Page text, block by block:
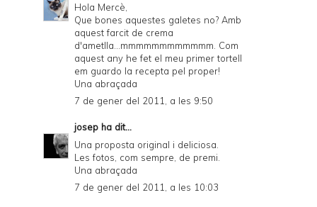
Hola Mercè,
Que bones aquestes galetes no? Amb
aquest farcit de crema
d'ametlla...mmmmmmmmmmmm. Com
aquest any he fet el meu primer tortell
em guardo la recepta pel proper!
Una abraçada
7 de gener del 2011, a les 9:50
josep ha dit...
Una proposta original i deliciosa.
Les fotos, com sempre, de premi.
Una abraçada
7 de gener del 2011, a les 10:03